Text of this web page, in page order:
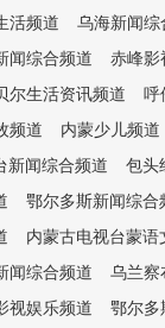
活频道
乌海新闻综
闻综合频道
赤峰影
尔生活资讯频道
呼
频道
内蒙少儿频道
新闻综合频道
包头
鄂尔多斯新闻综合
内蒙古电视台蒙语
闻综合频道
乌兰察
视娱乐频道 鄂尔多